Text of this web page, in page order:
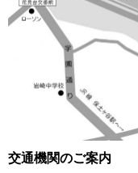
交通機関のご案内